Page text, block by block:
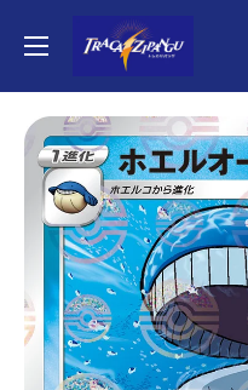
モ
ン
カ
ー
ド
ゲ
ー
ム
通